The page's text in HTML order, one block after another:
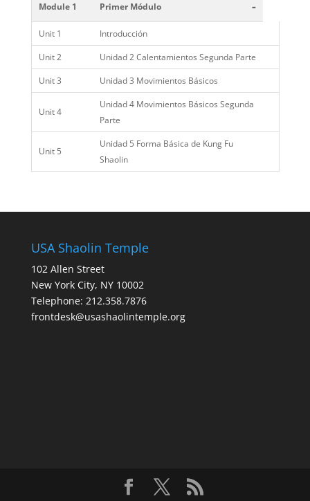
Module 1 Primer Módulo -
Unit 1
Introducción
Unit 2
Unidad 2 Calentamientos Segunda Parte
Unit 3
Unidad 3 Movimientos Básicos
Unit 4
Unidad 4 Movimientos Básicos Segunda
Parte
Unit 5
Unidad 5 Forma Básica de Kung Fu
Shaolin
USA Shaolin Temple
102 Allen Street
New York City, NY 10002
Telephone: 212.358.7876
frontdesk@usashaolintemple.org